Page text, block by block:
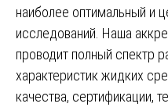
наиболее оптимальный и
исследований. Наша
проводит полный спектр
характеристик жидких
качества, сертификации,